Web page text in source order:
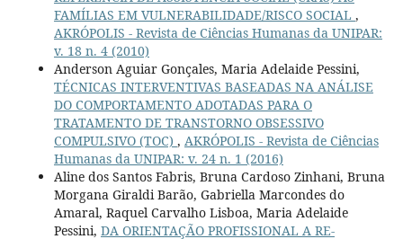
FAMÍLIAS EM VULNERABILIDADE/RISCO SOCIAL ,
AKRÓPOLIS - Revista de Ciências Humanas da UNIPAR:
v. 18 n. 4 (2010)
Anderson Aguiar Gonçales, Maria Adelaide Pessini,
TÉCNICAS INTERVENTIVAS BASEADAS NA ANÁLISE
DO COMPORTAMENTO ADOTADAS PARA O
TRATAMENTO DE TRANSTORNO OBSESSIVO
COMPULSIVO (TOC) , AKRÓPOLIS - Revista de Ciências
Humanas da UNIPAR: v. 24 n. 1 (2016)
Aline dos Santos Fabris, Bruna Cardoso Zinhani, Bruna
Morgana Giraldi Barão, Gabriella Marcondes do
Amaral, Raquel Carvalho Lisboa, Maria Adelaide
Pessini, DA ORIENTAÇÃO PROFISSIONAL A RE-